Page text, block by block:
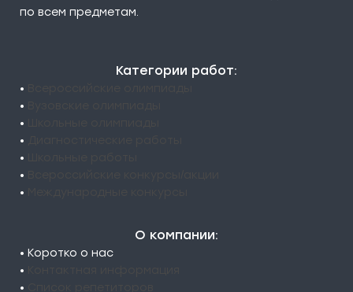
по всем предметам.
Категории работ:
•
•
•
•
•
•
•
О компании:
• Коротко о нас
•
•